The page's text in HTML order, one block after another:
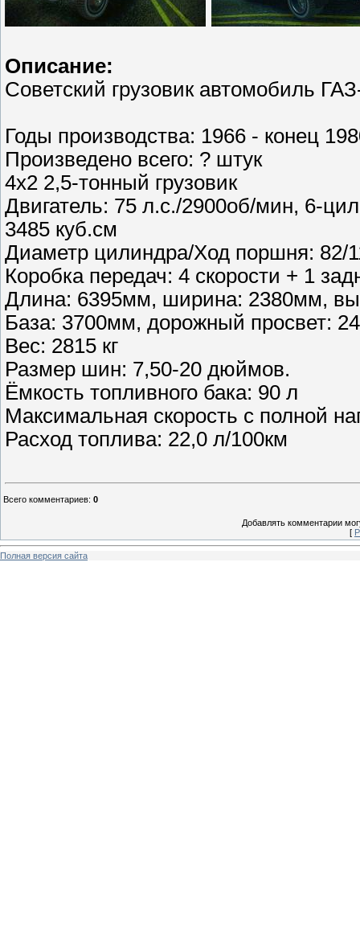
Описание:
Советский грузовик автомобиль
Годы производства: 1966 - конец
Произведено всего: ? штук
4x2 2,5-тонный грузовик
Двигатель: 75 л.с./2900об/мин, 6-
3485 куб.см
Диаметр цилиндра/Ход поршня: 82/
Коробка передач: 4 скорости + 1
Длина: 6395мм, ширина: 2380мм,
База: 3700мм, дорожный просвет:
Вес: 2815 кг
Размер шин: 7,50-20 дюймов.
Ёмкость топливного бака: 90 л
Максимальная скорость с полной
Расход топлива: 22,0 л/100км
Всего комментариев: 0
Добавлять комментарии
[
Полная версия сайта